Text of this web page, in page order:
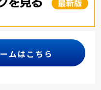
ムはこちら